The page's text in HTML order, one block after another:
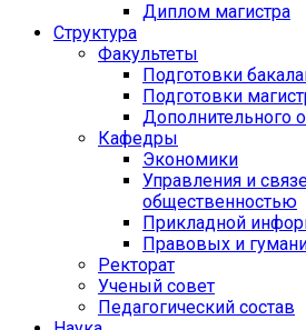
Диплом магистра
Структура
Факультеты
Подготовки
Подготовки
Дополнительного
Кафедры
Экономики
Управления и
общественностью
Прикладной
Правовых и
Ректорат
Ученый совет
Педагогический состав